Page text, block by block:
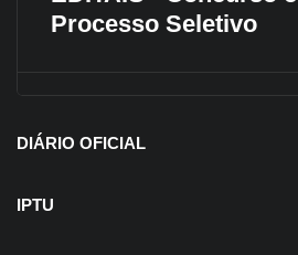
Processo Seletivo
DIÁRIO OFICIAL
IPTU